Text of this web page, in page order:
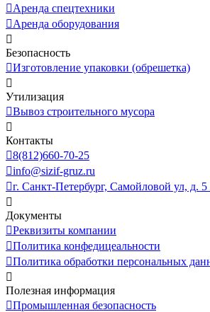
Аренда спецтехники
Аренда оборудования
Безопасность
Изготовление упаковки (обрешетка)
Утилизация
Вывоз строительного мусора
Контакты
8(812)660-70-25
info@sizif-gruz.ru
г. Санкт-Петербург, Самойловой ул, д.
Документы
Реквизиты компании
Политика конфедицеальности
Политика обработки персональных
Полезная информация
Промышленная безопасность